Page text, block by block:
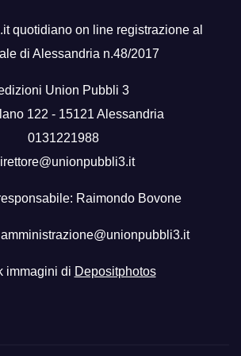
quotidiano on line registrazione al
di Alessandria n.48/2017
Union Pubbli 3
122 - 15121 Alessandria
0131221988
Raimondo Bovone
amministrazione@unionpubbli3.it
immagini di Depositphotos